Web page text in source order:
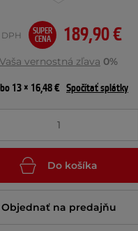
189,90 €
DPH
SUPER
CENA
Vaša vernostná zľava 0%
13 × 16,48 € Spočítať splátky
Do košíka
Objednať na predajňu